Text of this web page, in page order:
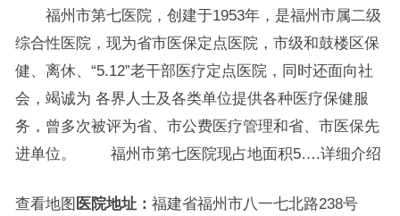
福州市第七医院，创建于1953年，是福州市属二级
综合性医院，现为省市医保定点医院，市级和鼓楼区保
健、离休、“5.12”老干部医疗定点医院，同时还面向社
会，竭诚为 各界人士及各类单位提供各种医疗保健服
务，曾多次被评为省、市公费医疗管理和省、市医保先
进单位。 福州市第七医院现占地面积5….详细介绍
查看地图 医院地址： 福建省福州市八一七北路238号